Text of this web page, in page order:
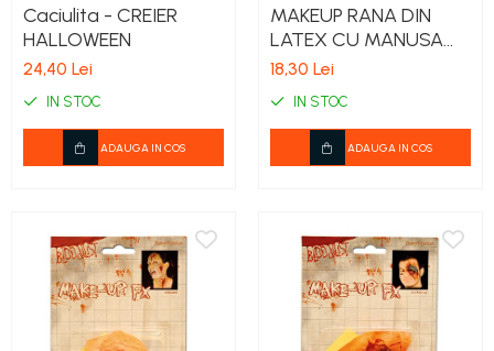
Caciulita - CREIER
HALLOWEEN
24,40 Lei
IN STOC
ADAUGA IN COS
MAKEUP RANA DIN
LATEX CU MANUSA
CIORAP HALLOWEEN
18,30 Lei
IN STOC
ADAUGA IN COS